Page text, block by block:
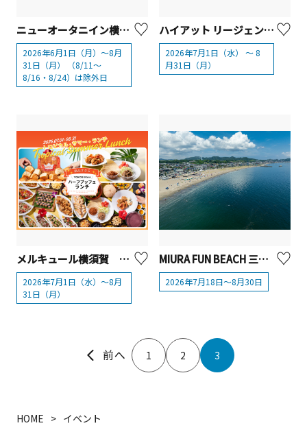
ニューオータニイン横浜プレミアム 「THE sea×横浜・八景島シーパラダイス コラボアフタヌーンティー」
2026年6月1日（月）～8月
31日（月） （8/11～
8/16・8/24）は除外日
ハイアット リージェンシー 横浜 ハイアット リージェンシー 「サマーフルーツ・アフタヌーンティー」
2026年7月1日（水） ～ 8
月31日（月）
メルキュール横須賀 「ALOHA！ハワイフェア2026」
2026年7月1日（水）～8月
31日（月）
MIURA FUN BEACH 三浦海岸（三浦海岸海水浴場）
2026年7月18日～8月30日
1 2 3
HOME イベント